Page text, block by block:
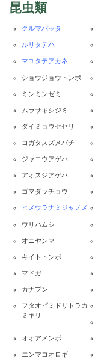
昆虫類
クルマバッタ
ルリタテハ
マユタテアカネ
ショウジョウトンボ
ミンミンゼミ
ムラサキシジミ
ダイミョウセセリ
コガタスズメバチ
ジャコウアゲハ
アオスジアゲハ
ゴマダラチョウ
ヒメウラナミジャノメ
ウリハムシ
オニヤンマ
キイトトンボ
マドガ
カナブン
フタオビミドリトラカ
ミキリ
オオアメンボ
エンマコオロギ